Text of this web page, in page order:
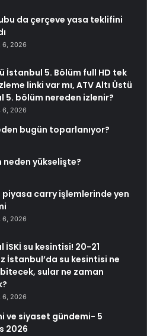
da çerçeve yasa teklifini
6, 2026
İstanbul 5. Bölüm full HD tek
linki var mı, ATV Altı Üstü
5. bölüm nereden izlenir?
6, 2026
bugün toparlanıyor?
yükselişte?
piyasa carry işlemlerinde yen
6, 2026
İSKİ su kesintisi! 20-21
İstanbul’da su kesintisi ne
sular ne zaman
6, 2026
ve siyaset gündemi- 5
2026